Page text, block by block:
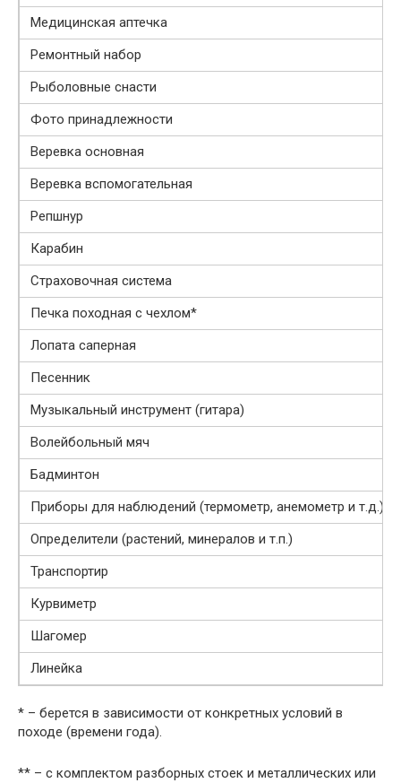
Медицинская аптечка
Ремонтный набор
Рыболовные снасти
Фото принадлежности
Веревка основная
Веревка вспомогательная
Репшнур
Карабин
Страховочная система
Печка походная с чехлом*
Лопата саперная
Песенник
Музыкальный инструмент (гитара)
Волейбольный мяч
Бадминтон
Приборы для наблюдений (термометр, анемометр и т.д.)
Определители (растений, минералов и т.п.)
Транспортир
Курвиметр
Шагомер
Линейка
* – берется в зависимости от конкретных условий в
походе (времени года).
** – с комплектом разборных стоек и металлических или